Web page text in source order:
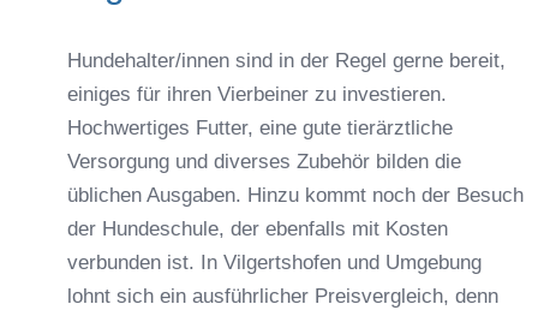
Hundehalter/innen sind in der Regel gerne bereit,
einiges für ihren Vierbeiner zu investieren.
Hochwertiges Futter, eine gute tierärztliche
Versorgung und diverses Zubehör bilden die
üblichen Ausgaben. Hinzu kommt noch der Besuch
der Hundeschule, der ebenfalls mit Kosten
verbunden ist. In Vilgertshofen und Umgebung
lohnt sich ein ausführlicher Preisvergleich, denn